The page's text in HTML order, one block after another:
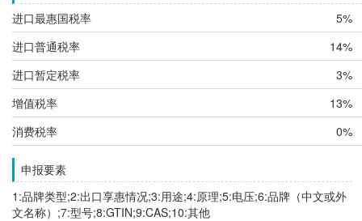
进口最惠国税率
5%
进口普通税率
14%
进口暂定税率
3%
增值税率
13%
消费税率
0%
申报要素
1:品牌类型;2:出口享惠情况;3:用途;4:原理;5:电压;6:品牌（中文或外
文名称）;7:型号;8:GTIN;9:CAS;10:其他